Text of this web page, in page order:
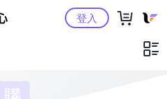
Yahoo購物中心登入